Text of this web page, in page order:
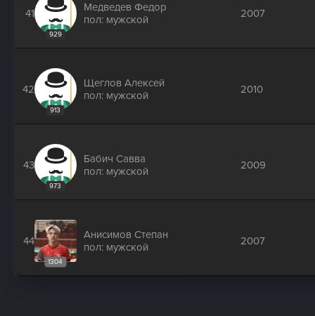
41
929
Медведев Федор
пол: мужской
2007
42
913
Щеглов Алексей
пол: мужской
2010
43
973
Бабич Савва
пол: мужской
2009
44
1304
Анисимов Степан
пол: мужской
2007